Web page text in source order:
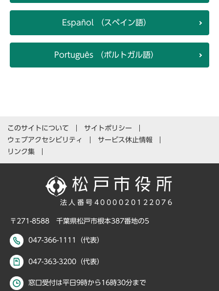
Español （スペイン語）
Português （ポルトガル語）
このサイトについて
サイトポリシー
ウェブアクセシビリティ
サービス休止情報
リンク集
法人番号4000020122076
〒271-8588 千葉県松戸市根本387番地の5
047-366-1111（代表）
047-363-3200（代表）
窓口受付は平日9時から16時30分まで